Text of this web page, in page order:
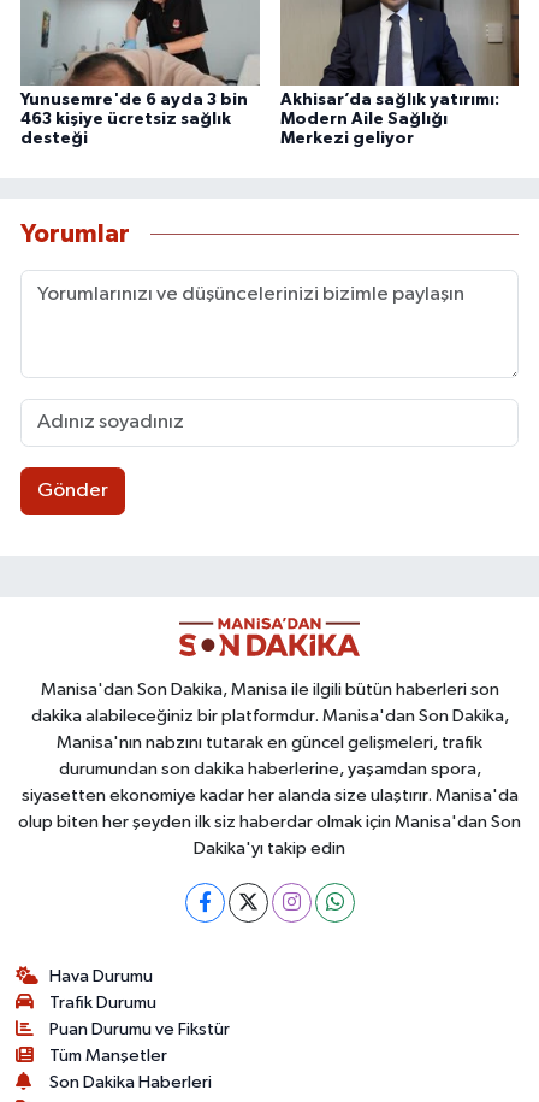
Yunusemre'de 6 ayda 3 bin
463 kişiye ücretsiz sağlık
desteği
Akhisar’da sağlık yatırımı:
Modern Aile Sağlığı
Merkezi geliyor
Yorumlar
Gönder
Manisa'dan Son Dakika, Manisa ile ilgili bütün haberleri son
dakika alabileceğiniz bir platformdur. Manisa'dan Son Dakika,
Manisa'nın nabzını tutarak en güncel gelişmeleri, trafik
durumundan son dakika haberlerine, yaşamdan spora,
siyasetten ekonomiye kadar her alanda size ulaştırır. Manisa'da
olup biten her şeyden ilk siz haberdar olmak için Manisa'dan Son
Dakika'yı takip edin
Hava Durumu
Trafik Durumu
Puan Durumu ve Fikstür
Tüm Manşetler
Son Dakika Haberleri